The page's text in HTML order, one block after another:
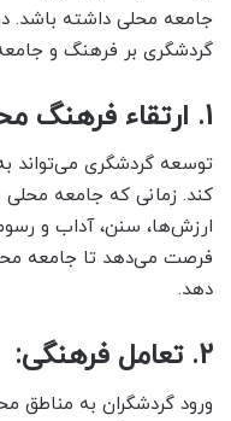
جامعه محلی داشته باشد.
گردشگری بر فرهنگ و
1. ارتقاء فرهنگ محلی:
توسعه گردشگری می‌تواند
کند. زمانی که جامعه
ارزش‌ها، سنن، آداب و
فرصت می‌دهد تا جامعه
دهد.
2. تعامل فرهنگی:
ورود گردشگران به مناطق